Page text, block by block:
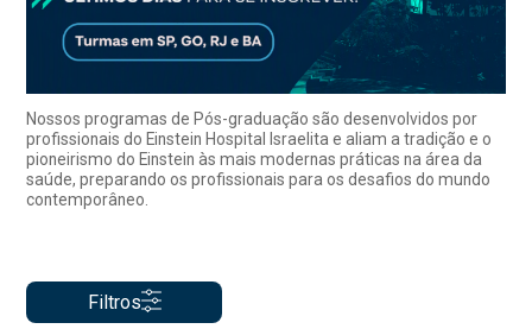
Nossos programas de Pós-graduação são desenvolvidos por
profissionais do Einstein Hospital Israelita e aliam a tradição e o
pioneirismo do Einstein às mais modernas práticas na área da
saúde, preparando os profissionais para os desafios do mundo
contemporâneo.
Filtros